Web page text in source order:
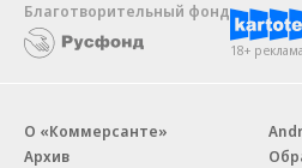
Благотворительный фонд
18+ реклама
О «Коммерсанте»
Архив